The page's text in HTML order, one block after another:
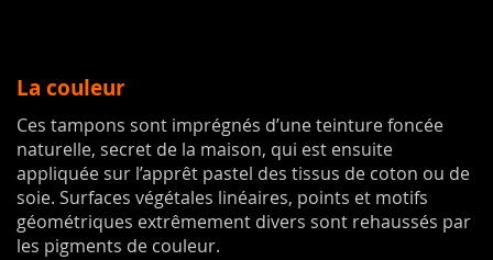
La couleur
Ces tampons sont imprégnés d’une teinture foncée
naturelle, secret de la maison, qui est ensuite
appliquée sur l’apprêt pastel des tissus de coton ou de
soie. Surfaces végétales linéaires, points et motifs
géométriques extrêmement divers sont rehaussés par
les pigments de couleur.